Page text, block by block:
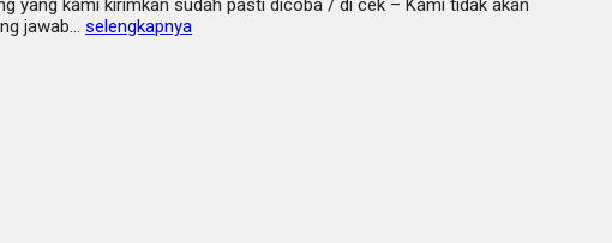
yang kami kirimkan sudah pasti dicoba / di cek – Kami tidak akan
jawab… selengkapnya